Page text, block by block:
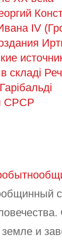
IV
складі
СРСР
земле и